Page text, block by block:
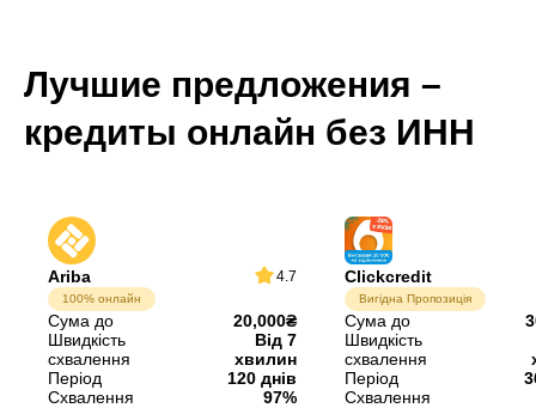
Лучшие предложения –
кредиты онлайн без ИНН
Ariba 4.7
100% онлайн
Сума до
20,000₴
Швидкість
схвалення
Від 7
хвилин
Період
120 днів
Схвалення
97%
Clickcredit
Вигідна Пропозиція
Сума до
Швидкість
схвалення
Період
Схвалення